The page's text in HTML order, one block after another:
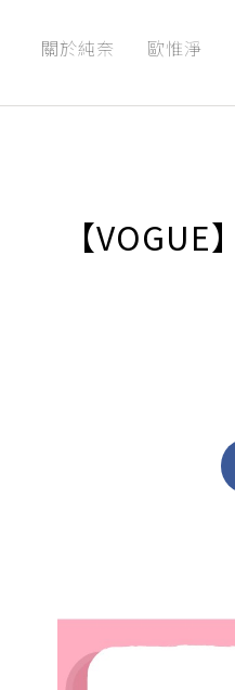
關於純奈 歐惟淨
【